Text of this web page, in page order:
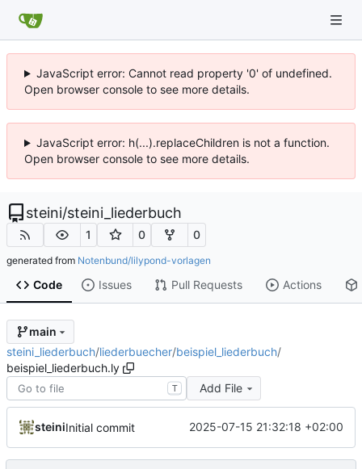
JavaScript error: Cannot read property '0' of undefined.
Open browser console to see more details.
JavaScript error: h(...).replaceChildren is not a function.
Open browser console to see more details.
steini/steini_liederbuch
1 0 0
generated from Notenbund/lilypond-vorlagen
Code Issues Pull Requests Actions
main
steini_liederbuch/liederbuecher/beispiel_liederbuch/
beispiel_liederbuch.ly
T Add File
steiniInitial commit 2025-07-15 21:32:18 +02:00